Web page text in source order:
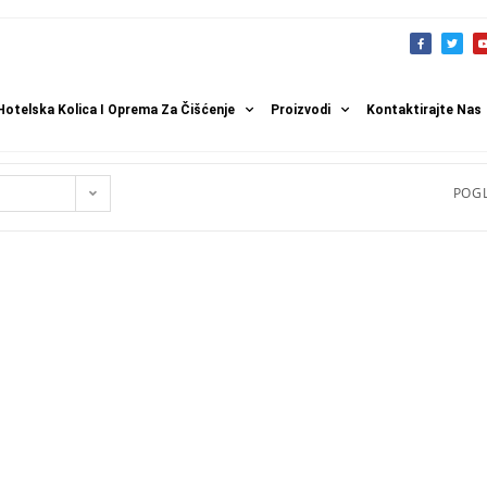
Kolica I Oprema Za Čišćenje Proizvodi Kontaktirajte Nas